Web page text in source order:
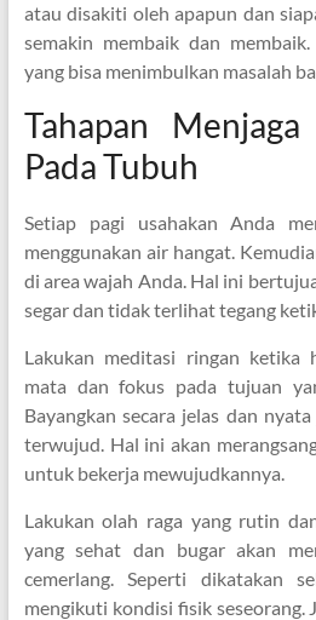
atau disakiti oleh apapun dan
semakin membaik dan
yang bisa menimbulkan masalah
Tahapan
Pada Tubuh
Setiap pagi usahakan Anda
menggunakan air hangat.
di area wajah Anda. Hal ini
segar dan tidak terlihat tegang
Lakukan meditasi ringan ketika
mata dan fokus pada tujuan
Bayangkan secara jelas dan
terwujud. Hal ini akan
untuk bekerja mewujudkannya.
Lakukan olah raga yang rutin
yang sehat dan bugar akan
cemerlang. Seperti dikatakan
mengikuti kondisi fisik seseorang.